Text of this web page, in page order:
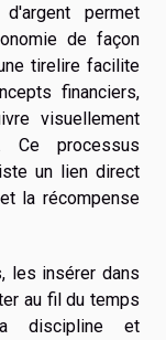
permet
de façon
tirelire facilite
financiers,
visuellement
Ce processus
un lien direct
la récompense
les insérer dans
au fil du temps
discipline et